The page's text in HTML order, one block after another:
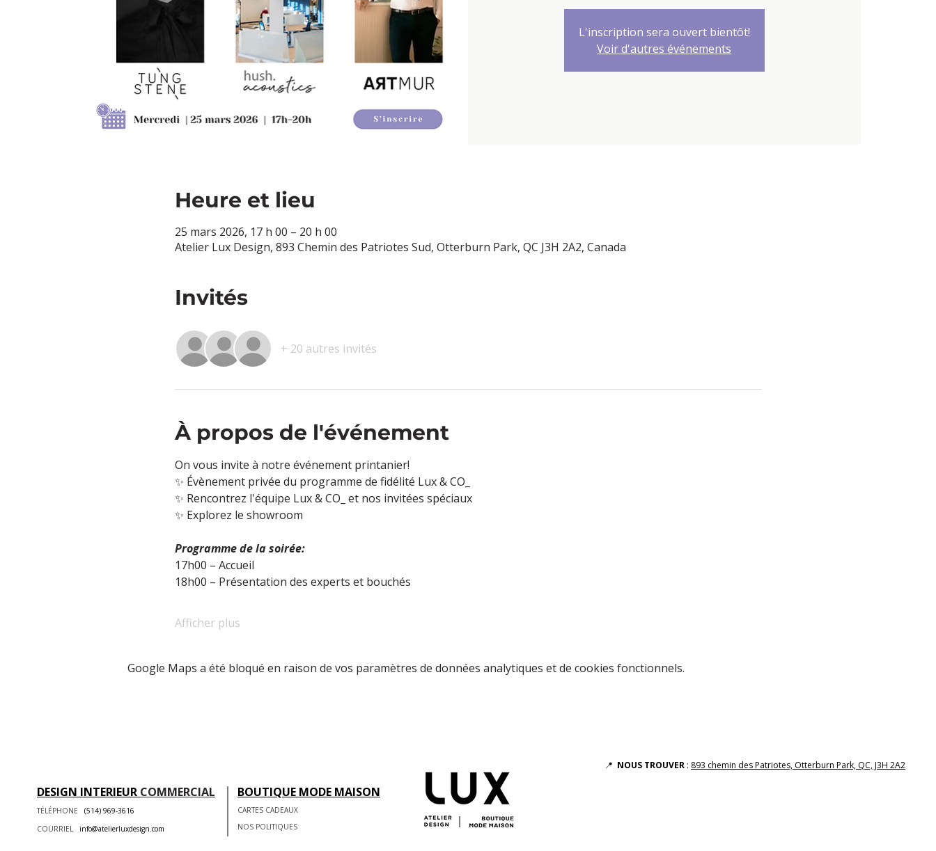
L'inscription sera ouvert bientôt!
Voir d'autres événements
Heure et lieu
25 mars 2026, 17 h 00 – 20 h 00
Atelier Lux Design, 893 Chemin des Patriotes Sud, Otterburn Park, QC J3H 2A2, Canada
Invités
+ 20 autres invités
À propos de l'événement
On vous invite à notre événement printanier!
✨ Évènement privée du programme de fidélité Lux & CO_
✨ Rencontrez l'équipe Lux & CO_ et nos invitées spéciaux
✨ Explorez le showroom
Programme de la soirée:
17h00 – Accueil
18h00 – Présentation des experts et bouchés
Afficher plus
Google Maps a été bloqué en raison de vos paramètres de données analytiques et de cookies fonctionnels.
DESIGN INTERIEUR COMMERCIAL
TÉLÉPHONE (514) 969-3616
COURRIEL info@atelierluxdesign.com
BOUTIQUE MODE MAISON
CARTES CADEAUX
NOS POLITIQUES
📍 NOUS TROUVER : 893 chemin des Patriotes, Otterburn Park, QC, J3H 2A2